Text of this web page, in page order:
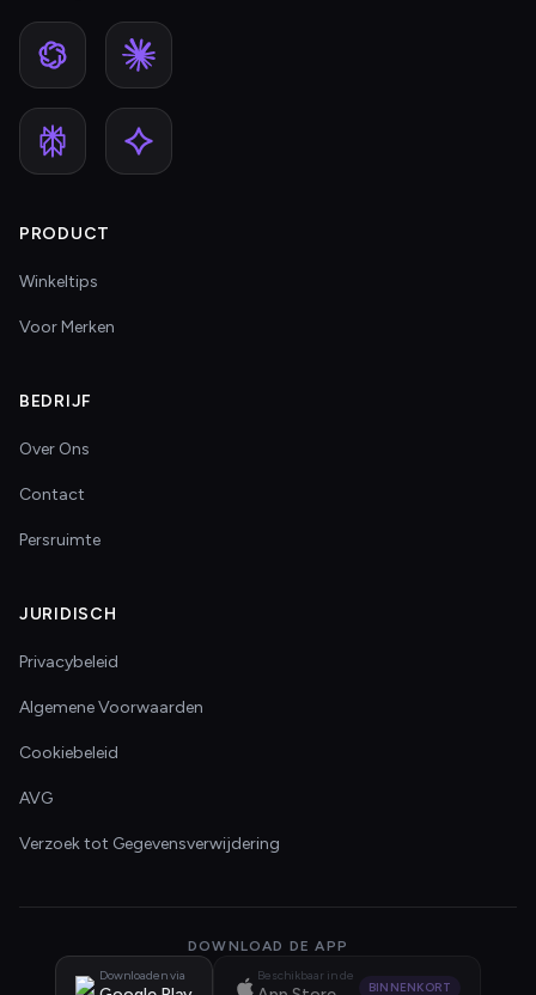
PRODUCT
Winkeltips
Voor Merken
BEDRIJF
Over Ons
Contact
Persruimte
JURIDISCH
Privacybeleid
Algemene Voorwaarden
Cookiebeleid
AVG
Verzoek tot Gegevensverwijdering
DOWNLOAD DE APP
Downloaden via Beschikbaar in de
BINNENKORT